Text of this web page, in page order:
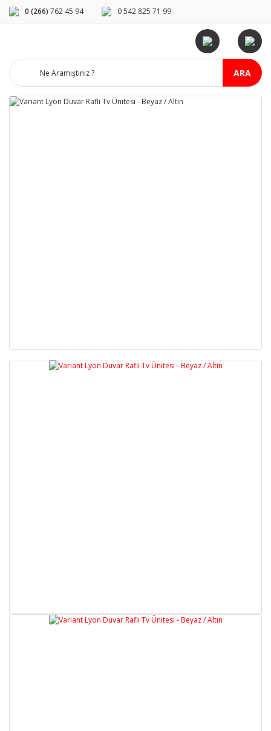
0 (266) 762 45 94 0 542 825 71 99
ARA